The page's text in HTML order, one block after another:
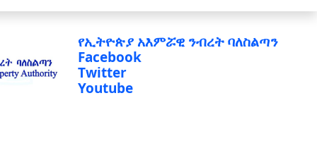
የኢትዮጵያ አእምሯዊ ንብረት ባለስልጣን
Facebook
Twitter
Youtube